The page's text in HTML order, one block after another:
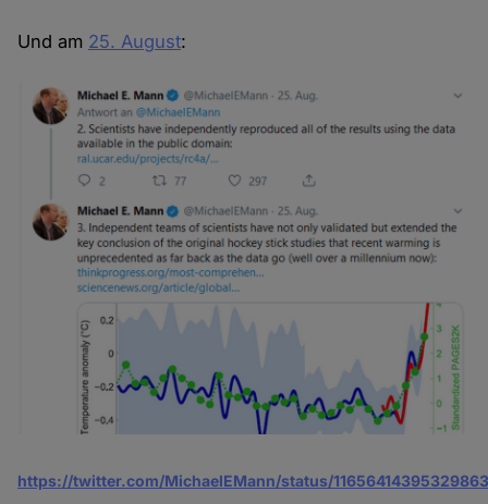
Und am 25. August:
https://twitter.com/MichaelEMann/status/